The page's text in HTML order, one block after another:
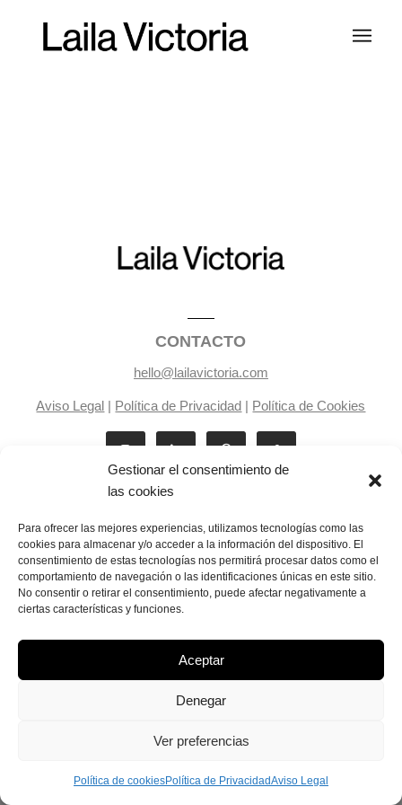
Gestionar el consentimiento de
las cookies
Para ofrecer las mejores experiencias, utilizamos tecnologías como las
cookies para almacenar y/o acceder a la información del dispositivo. El
consentimiento de estas tecnologías nos permitirá procesar datos como el
comportamiento de navegación o las identificaciones únicas en este sitio.
No consentir o retirar el consentimiento, puede afectar negativamente a
ciertas características y funciones.
Aceptar
Denegar
Ver preferencias
Política de cookiesPolítica de PrivacidadAviso Legal
CONTACTO
hello@lailavictoria.com
Aviso Legal | Política de Privacidad | Política de Cookies
Laila Victoria © copyright 2025